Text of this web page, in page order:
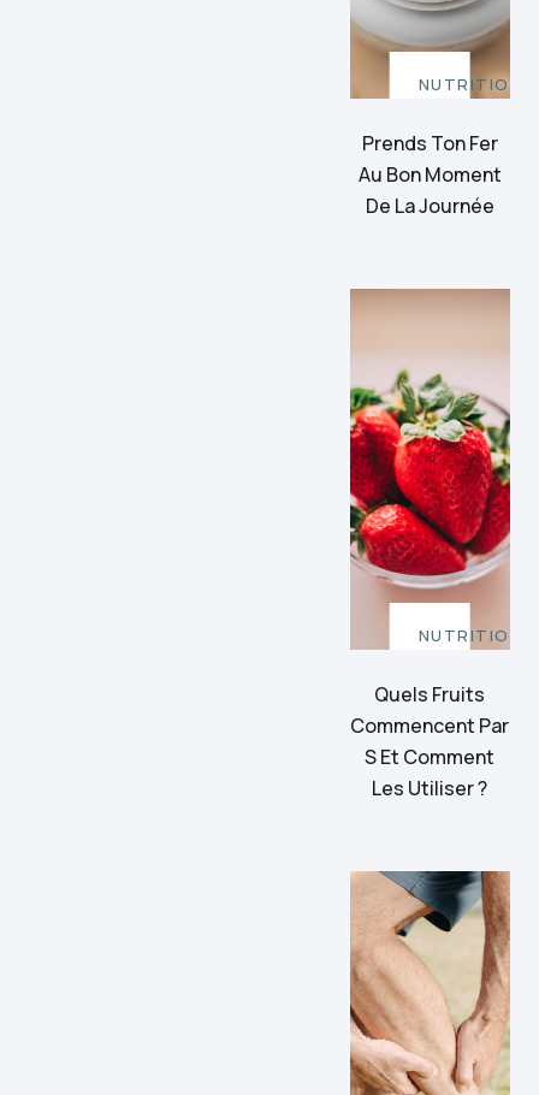
NUTRITION
Prends Ton Fer
Au Bon Moment
De La Journée
NUTRITION
Quels Fruits
Commencent Par
S Et Comment
Les Utiliser ?